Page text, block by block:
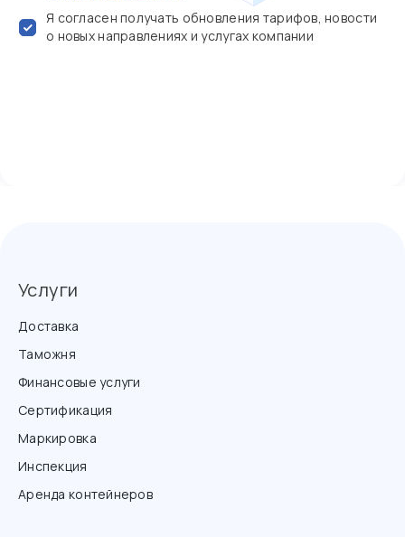
Я согласен получать обновления тарифов, новости
о новых направлениях и услугах компании
Услуги
Доставка
Таможня
Финансовые услуги
Сертификация
Маркировка
Инспекция
Аренда контейнеров